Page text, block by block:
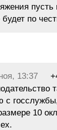
по
13:37
с
10